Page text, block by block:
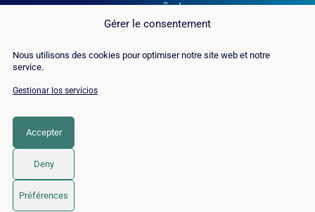
Gérer le consentement
Nous utilisons des cookies pour optimiser notre site web et notre
service.
Gestionar los servicios
Accepter
Deny
Préférences
acompañadas
© 2026 Twaino